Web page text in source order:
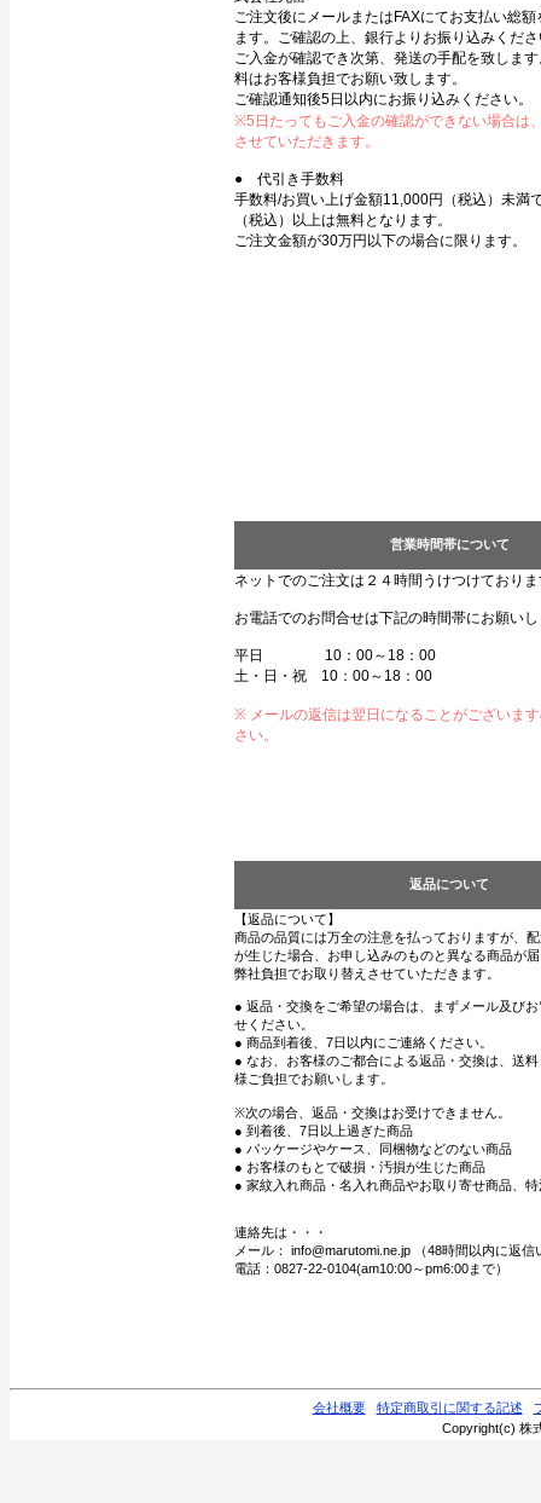
ご注文後にメールまたはFAXにてお支払い総
ます。ご確認の上、銀行よりお振り込みくだ
ご入金が確認でき次第、発送の手配を致しま
料はお客様負担でお願い致します。
ご確認通知後5日以内にお振り込みください。
※5日たってもご入金の確認ができない場合は
させていただきます。
● 代引き手数料
手数料/お買い上げ金額11,000円（税込）未満
（税込）以上は無料となります。
ご注文金額が30万円以下の場合に限ります。
営業時間帯について
ネットでのご注文は２４時間うけつけており
お電話でのお問合せは下記の時間帯にお願い
平日 10：00～18：00
土・日・祝 10：00～18：00
※ メールの返信は翌日になることがございま
さい。
返品について
【返品について】
商品の品質には万全の注意を払っておりますが、
が生じた場合、お申し込みのものと異なる商品が
弊社負担でお取り替えさせていただきます。
● 返品・交換をご希望の場合は、まずメール及び
せください。
● 商品到着後、7日以内にご連絡ください。
● なお、お客様のご都合による返品・交換は、送
様ご負担でお願いします。
※次の場合、返品・交換はお受けできません。
● 到着後、7日以上過ぎた商品
● パッケージやケース、同梱物などのない商品
● お客様のもとで破損・汚損が生じた商品
● 家紋入れ商品・名入れ商品やお取り寄せ商品、
連絡先は・・・
メール： info@marutomi.ne.jp （48時間以内に返信
電話：0827-22-0104(am10:00～pm6:00まで）
会社概要 特定商取引に関する記述
Copyright(c) 株